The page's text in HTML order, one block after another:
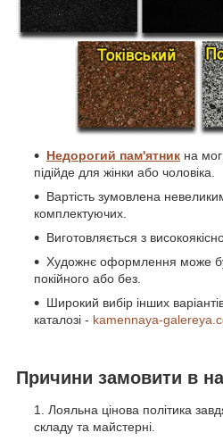
Недорогий пам'ятник на
підійде для жінки або чоловіка.
Вартість зумовлена
комплектуючих.
Виготовляється з
Художнє оформлення може
покійного або без.
Широкий вибір інших
каталозі - kamennaya-
Причини замовити в
Лояльна цінова політика
складу та майстерні.